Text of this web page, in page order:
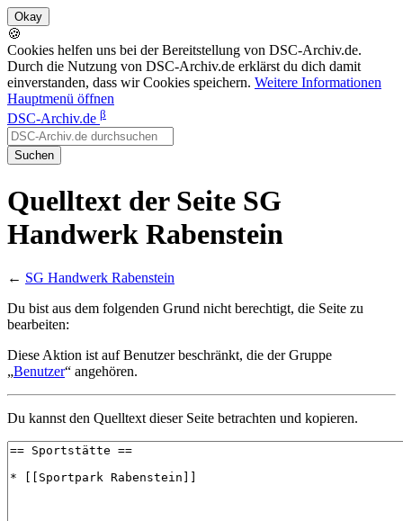
🍪
Cookies helfen uns bei der Bereitstellung von DSC-Archiv.de.
Durch die Nutzung von DSC-Archiv.de erklärst du dich damit
einverstanden, dass wir Cookies speichern. Weitere Informationen
Hauptmenü öffnen
DSC-Archiv.de β
Suchen
Quelltext der Seite SG
Handwerk Rabenstein
← SG Handwerk Rabenstein
Du bist aus dem folgenden Grund nicht berechtigt, die Seite zu
bearbeiten:
Diese Aktion ist auf Benutzer beschränkt, die der Gruppe
„Benutzer“ angehören.
Du kannst den Quelltext dieser Seite betrachten und kopieren.